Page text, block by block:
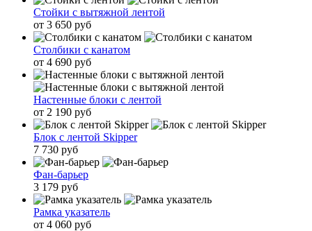
Стойки с вытяжной лентой
от 3 650 руб
Столбики с канатом
от 4 690 руб
Настенные блоки с лентой
от 2 190 руб
Блок с лентой Skipper
7 730 руб
Фан-барьер
3 179 руб
Рамка указатель
от 4 060 руб